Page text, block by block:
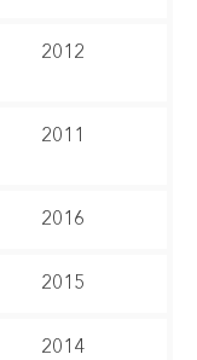
2012
2011
2016
2015
2014